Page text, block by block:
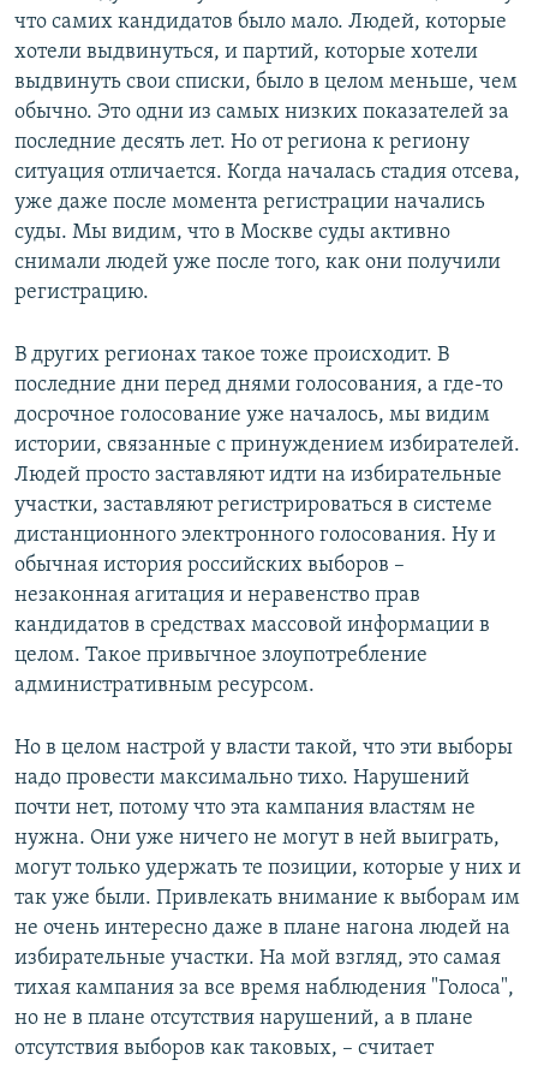
что самих кандидатов было мало. Людей, которые
хотели выдвинуться, и партий, которые хотели
выдвинуть свои списки, было в целом меньше, чем
обычно. Это одни из самых низких показателей за
последние десять лет. Но от региона к региону
ситуация отличается. Когда началась стадия отсева,
уже даже после момента регистрации начались
суды. Мы видим, что в Москве суды активно
снимали людей уже после того, как они получили
регистрацию.
В других регионах такое тоже происходит. В
последние дни перед днями голосования, а где-то
досрочное голосование уже началось, мы видим
истории, связанные с принуждением избирателей.
Людей просто заставляют идти на избирательные
участки, заставляют регистрироваться в системе
дистанционного электронного голосования. Ну и
обычная история российских выборов –
незаконная агитация и неравенство прав
кандидатов в средствах массовой информации в
целом. Такое привычное злоупотребление
административным ресурсом.
Но в целом настрой у власти такой, что эти выборы
надо провести максимально тихо. Нарушений
почти нет, потому что эта кампания властям не
нужна. Они уже ничего не могут в ней выиграть,
могут только удержать те позиции, которые у них и
так уже были. Привлекать внимание к выборам им
не очень интересно даже в плане нагона людей на
избирательные участки. На мой взгляд, это самая
тихая кампания за все время наблюдения "Голоса",
но не в плане отсутствия нарушений, а в плане
отсутствия выборов как таковых, – считает